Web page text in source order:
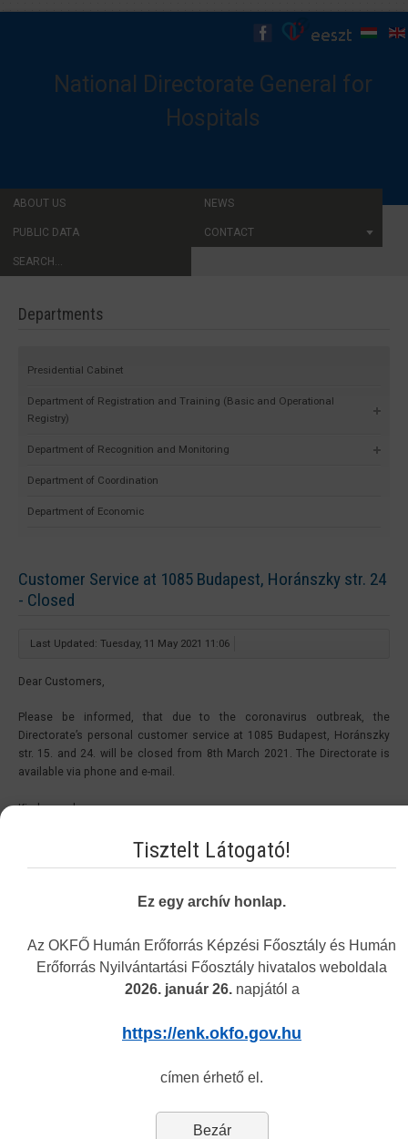
ABOUT US NEWS
PUBLIC DATA CONTACT
SEARCH...
National Directorate General for
Hospitals
Departments
Presidential Cabinet
Department of Registration and Training (Basic and Operational
Registry)
Department of Recognition and Monitoring
Department of Coordination
Department of Economic
Customer Service at 1085 Budapest, Horánszky str. 24
- Closed
Last Updated: Tuesday, 11 May 2021 11:06
Dear Customers,
Please be informed, that due to the coronavirus outbreak, the
Directorate’s personal customer service at 1085 Budapest, Horánszky
str. 15. and 24. will be closed from 8th March 2021. The Directorate is
available via phone and e-mail.
Kind regards,
National Directorate General for Hospitals​
Vakbarát változat
Tisztelt Látogató!
Ez egy archív honlap.
Az OKFŐ Humán Erőforrás Képzési Főosztály és Humán
Erőforrás Nyilvántartási Főosztály hivatalos weboldala
2026. január 26.napjától a
https://enk.okfo.gov.hu
címen érhető el.
Bezár